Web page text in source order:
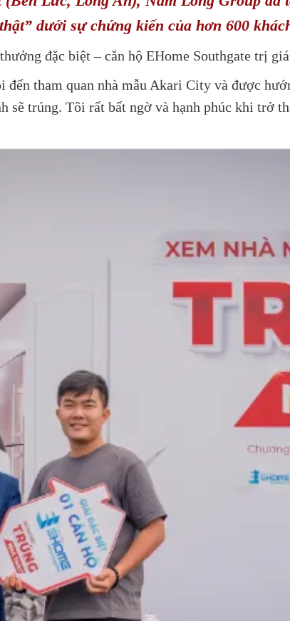
dưới sự chứng kiến của hơn 600
đặc biệt – căn hộ EHome Southgate trị
đến tham quan nhà mẫu Akari City và được
sẽ trúng. Tôi rất bất ngờ và hạnh phúc khi trở